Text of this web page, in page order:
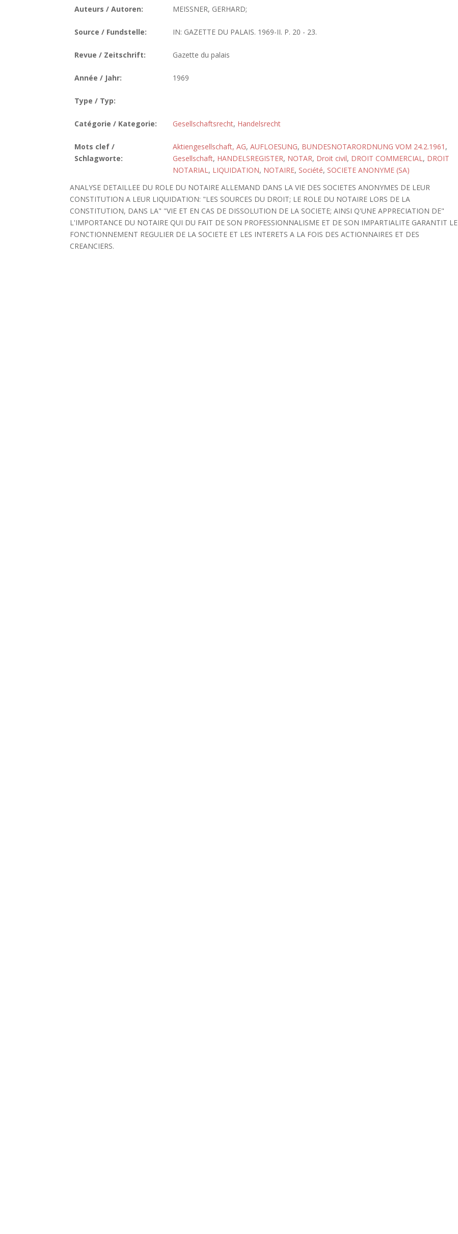
Auteurs / Autoren: MEISSNER, GERHARD;
Source / Fundstelle: IN: GAZETTE DU PALAIS. 1969-II. P. 20 - 23.
Revue / Zeitschrift: Gazette du palais
Année / Jahr: 1969
Type / Typ:
Catégorie / Kategorie: Gesellschaftsrecht, Handelsrecht
Mots clef /
Schlagworte:
Aktiengesellschaft, AG, AUFLOESUNG, BUNDESNOTARORDNUNG VOM 24.2.1961 ,
Gesellschaft, HANDELSREGISTER, NOTAR, Droit civil, DROIT COMMERCIAL, DROIT
NOTARIAL, LIQUIDATION, NOTAIRE, Société, SOCIETE ANONYME (SA)
ANALYSE DETAILLEE DU ROLE DU NOTAIRE ALLEMAND DANS LA VIE DES SOCIETES ANONYMES DE LEUR
CONSTITUTION A LEUR LIQUIDATION: "LES SOURCES DU DROIT; LE ROLE DU NOTAIRE LORS DE LA
CONSTITUTION, DANS LA" "VIE ET EN CAS DE DISSOLUTION DE LA SOCIETE; AINSI Q'UNE APPRECIATION DE"
L'IMPORTANCE DU NOTAIRE QUI DU FAIT DE SON PROFESSIONNALISME ET DE SON IMPARTIALITE GARANTIT LE
FONCTIONNEMENT REGULIER DE LA SOCIETE ET LES INTERETS A LA FOIS DES ACTIONNAIRES ET DES
CREANCIERS.